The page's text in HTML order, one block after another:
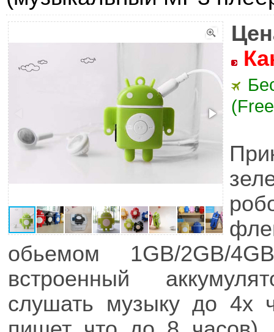
обьемом 1GB/2GB/
встроенный
слушать музыку до 4х